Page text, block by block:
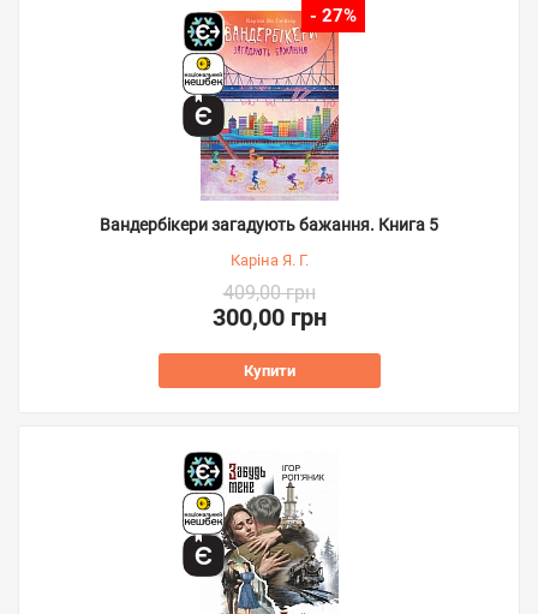
- 27%
Вандербікери загадують бажання. Книга 5
Каріна Я. Г.
409,00 грн
300,00 грн
Купити